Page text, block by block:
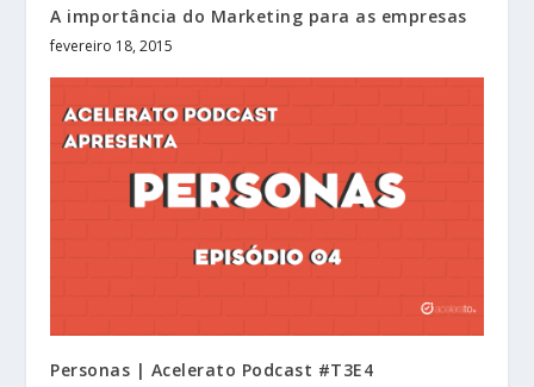
A importância do Marketing para as empresas
fevereiro 18, 2015
Personas | Acelerato Podcast #T3E4